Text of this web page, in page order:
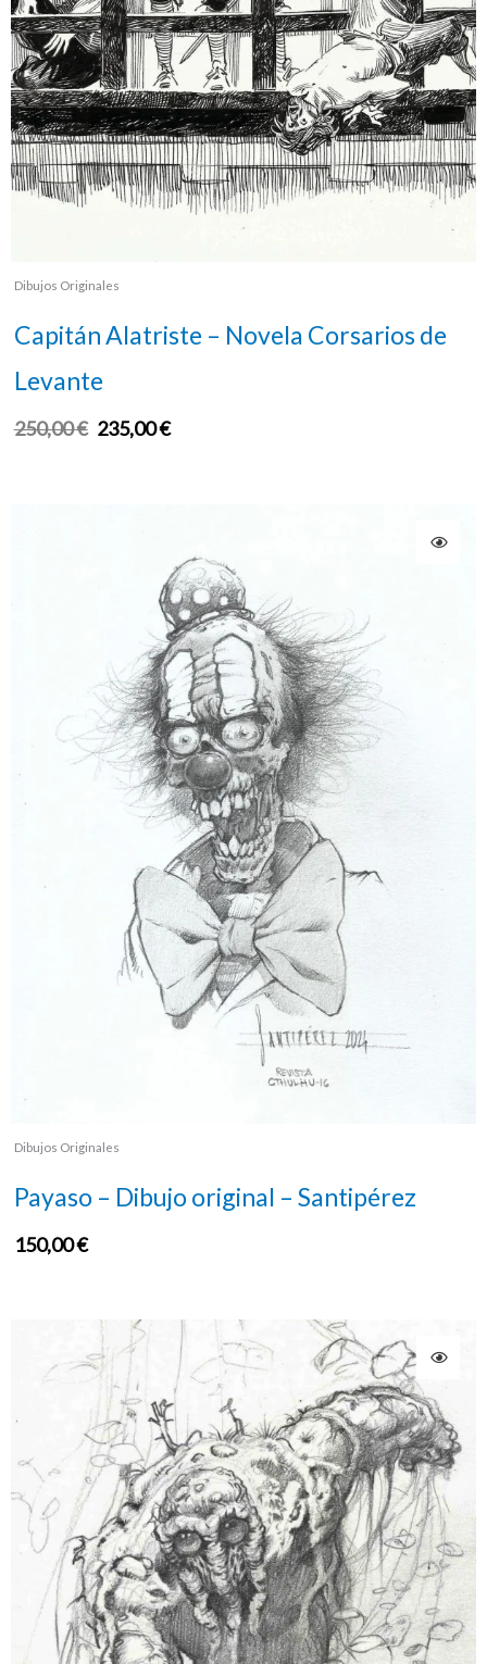
Dibujos Originales
Capitán Alatriste – Novela Corsarios de
Levante
250,00€ 235,00€
Dibujos Originales
Payaso – Dibujo original – Santipérez
150,00€